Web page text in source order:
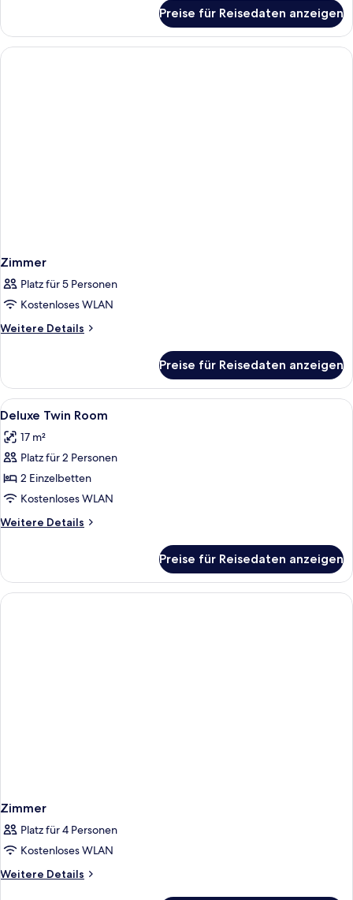
Triple
Room
Preise für Reisedaten anzeigen
Zimmer
Platz für 5 Personen
Kostenloses WLAN
Weitere Details
Weitere
Preise für Reisedaten anzeigen
Alle
Fotos
für
Deluxe
Twin
Room
anzeigen
Ein Hotelzimmer mit zwei Betten,
18
Deluxe Twin Room
17 m²
Platz für 2 Personen
2 Einzelbetten
Kostenloses WLAN
Weitere Details
Weitere
Twin
Room
Preise für Reisedaten anzeigen
Zimmer
Platz für 4 Personen
Kostenloses WLAN
Weitere Details
Weitere